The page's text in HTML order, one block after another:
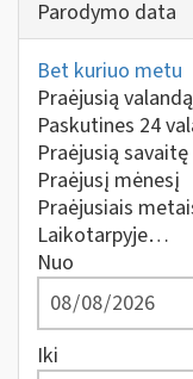
Parodymo data
Bet kuriuo metu
Praėjusią valandą
Paskutines 24
Praėjusią savaitę
Praėjusį mėnesį
Praėjusiais
Laikotarpyje…
Nuo
Iki